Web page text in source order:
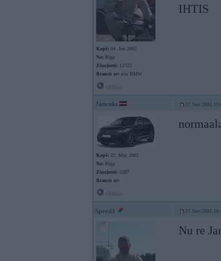
Kopš: 04. Jun 2002
No: Rīga
Ziņojumi: 12722
Braucu ar: a/m BMW
IHTIS
Jancuks 27. Nov 2003,
Kopš: 22. May 2002
No: Rīga
Ziņojumi: 2287
Braucu ar:
Speed3 27. Nov 2003,
Nu re